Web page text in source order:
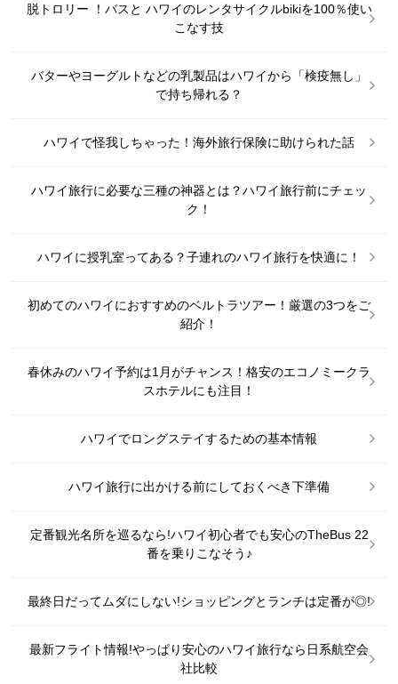
脱トロリー ！バスと ハワイのレンタサイクルbikiを100％使い
こなす技
バターやヨーグルトなどの乳製品はハワイから「検疫無し」
で持ち帰れる？
ハワイで怪我しちゃった！海外旅行保険に助けられた話
ハワイ旅行に必要な三種の神器とは？ハワイ旅行前にチェッ
ク！
ハワイに授乳室ってある？子連れのハワイ旅行を快適に！
初めてのハワイにおすすめのベルトラツアー！厳選の3つをご
紹介！
春休みのハワイ予約は1月がチャンス！格安のエコノミークラ
スホテルにも注目！
ハワイでロングステイするための基本情報
ハワイ旅行に出かける前にしておくべき下準備
定番観光名所を巡るなら!ハワイ初心者でも安心のTheBus 22
番を乗りこなそう♪
最終日だってムダにしない!ショッピングとランチは定番が◎!
最新フライト情報!やっぱり安心のハワイ旅行なら日系航空会
社比較